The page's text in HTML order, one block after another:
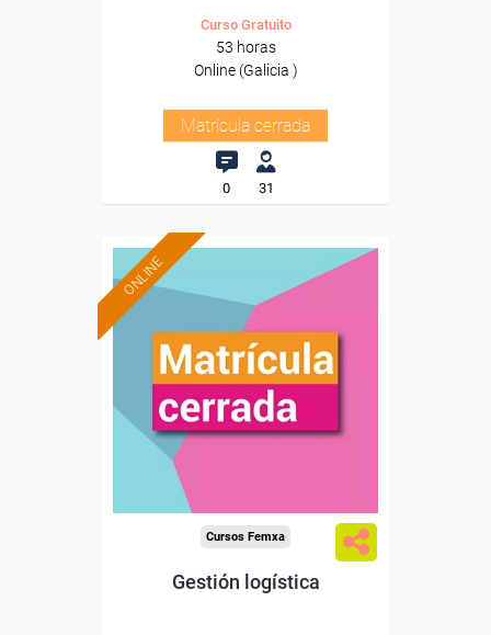
Curso Gratuito
53 horas
Online (Galicia )
Matrícula cerrada
0 31
ONLINE
Cursos Femxa
Gestión logística